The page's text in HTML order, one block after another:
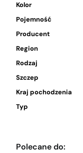
Kolor
Pojemność
Producent
Region
Rodzaj
Szczep
Kraj pochodzenia
Typ
Polecane do: